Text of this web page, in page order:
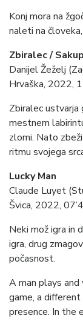
Konj mora na
naleti na
Zbiralec /
Danijel Žeželj
Hrvaška, 2022,
Zbiralec ustvarja
mestnem
zlomi. Nato
ritmu svojega
Lucky Man
Claude Luyet
Švica, 2022,
Neki mož igra in
igra, drug
počasnost.
A man plays
game, a
presence. In the